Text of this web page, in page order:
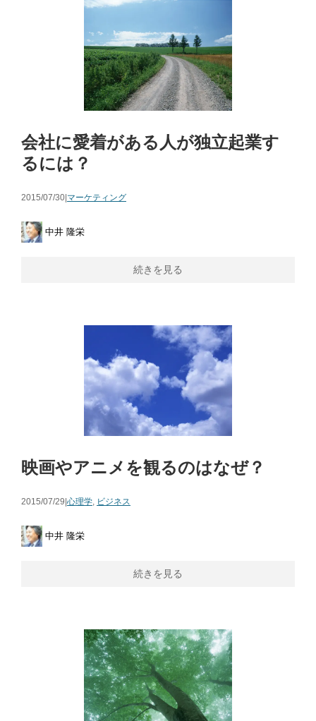
会社に愛着がある人が独立起業す
るには？
2015/07/30|マーケティング
中井 隆栄
続きを見る
映画やアニメを観るのはなぜ？
2015/07/29| 心理学, ビジネス
中井 隆栄
続きを見る